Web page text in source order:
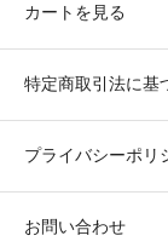
カートを見る
特定商取引法に基
プライバシーポリ
お問い合わせ